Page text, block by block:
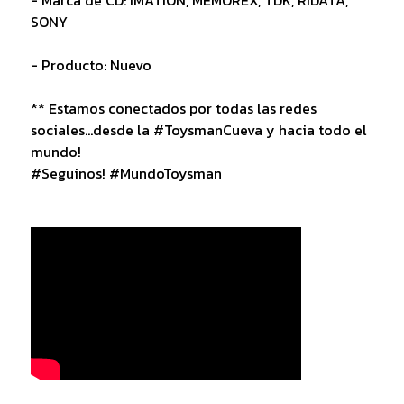
SONY
- Producto: Nuevo
** Estamos conectados por todas las redes
sociales...desde la #ToysmanCueva y hacia todo el
mundo!
#Seguinos! #MundoToysman